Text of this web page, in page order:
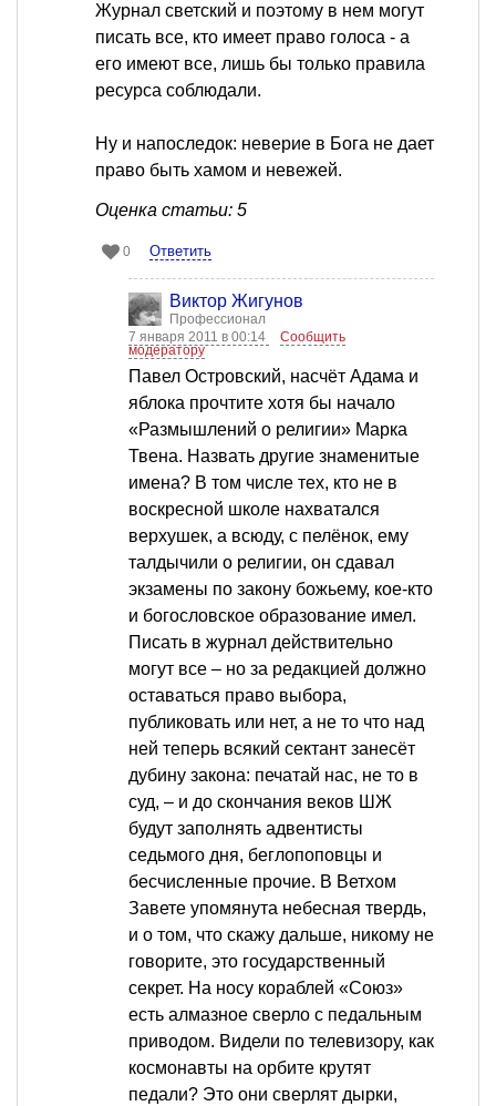
Журнал светский и поэтому в нем могут
писать все, кто имеет право голоса - а
его имеют все, лишь бы только правила
ресурса соблюдали.
Ну и напоследок: неверие в Бога не дает
право быть хамом и невежей.
Оценка статьи: 5
0 Ответить
Виктор Жигунов
Профессионал
7 января 2011 в 00:14
Сообщить
модератору
Павел Островский, насчёт Адама и
яблока прочтите хотя бы начало
«Размышлений о религии» Марка
Твена. Назвать другие знаменитые
имена? В том числе тех, кто не в
воскресной школе нахватался
верхушек, а всюду, с пелёнок, ему
талдычили о религии, он сдавал
экзамены по закону божьему, кое-кто
и богословское образование имел.
Писать в журнал действительно
могут все – но за редакцией должно
оставаться право выбора,
публиковать или нет, а не то что над
ней теперь всякий сектант занесёт
дубину закона: печатай нас, не то в
суд, – и до скончания веков ШЖ
будут заполнять адвентисты
седьмого дня, беглопоповцы и
бесчисленные прочие. В Ветхом
Завете упомянута небесная твердь,
и о том, что скажу дальше, никому не
говорите, это государственный
секрет. На носу кораблей «Союз»
есть алмазное сверло с педальным
приводом. Видели по телевизору, как
космонавты на орбите крутят
педали? Это они сверлят дырки,